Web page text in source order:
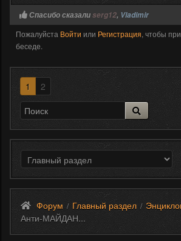
Спасибо сказалиserg12, Vladimir
Пожалуйста Войти или Регистрация, чтобы
беседе.
1 2
Форум / Главный раздел /
Анти-МАЙДАН...